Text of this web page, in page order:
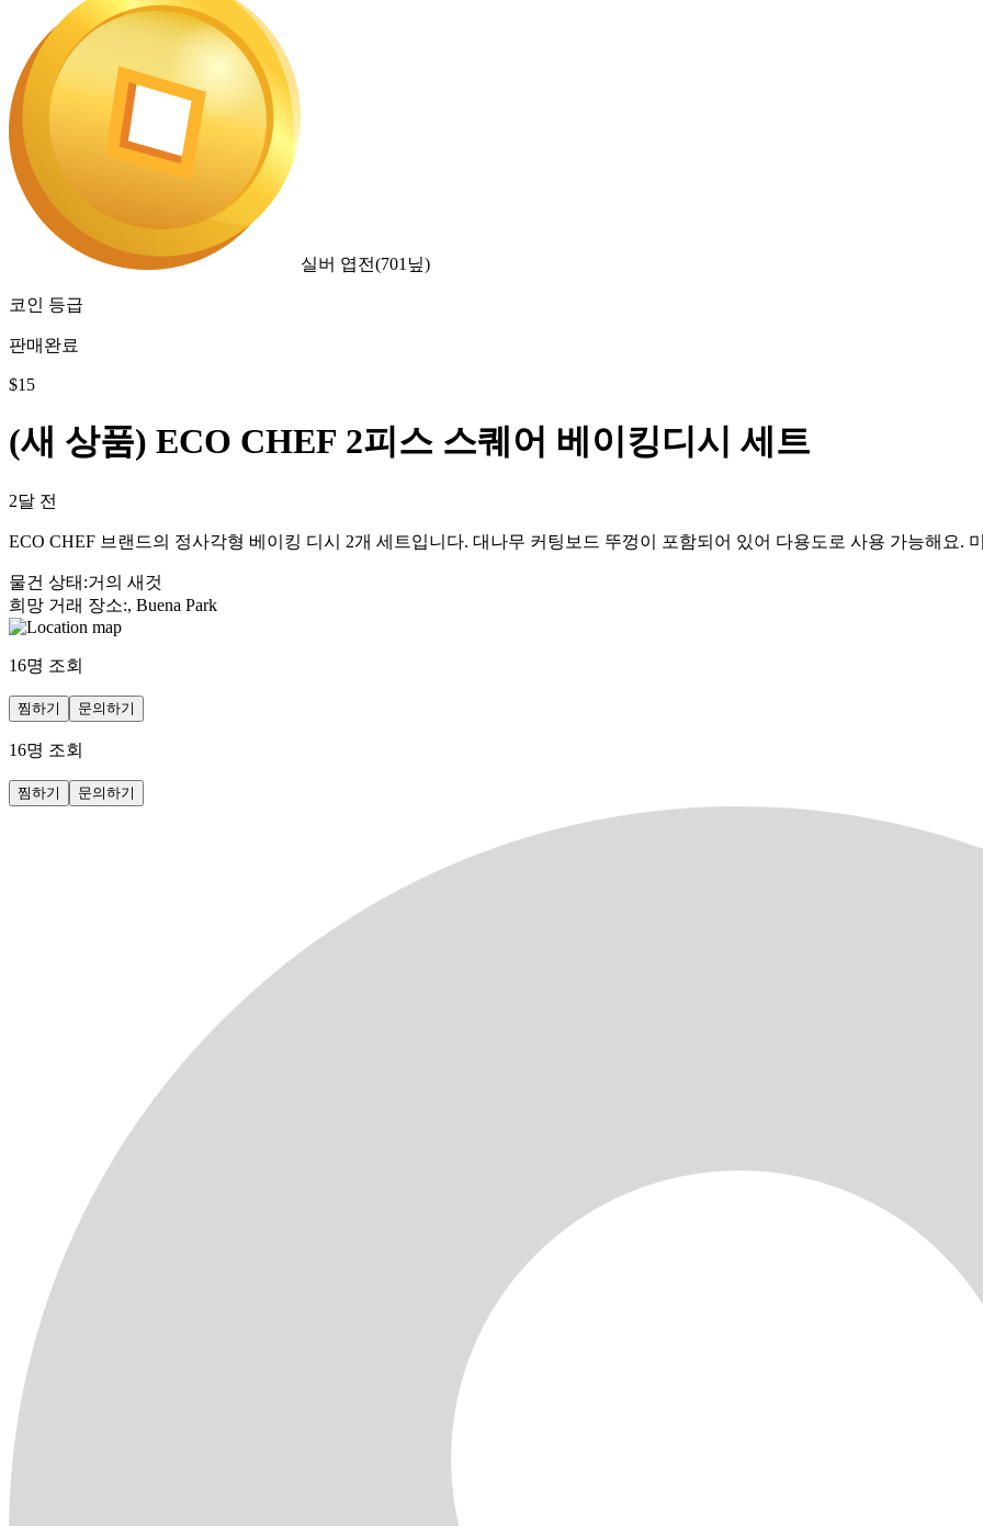
실버 엽전(701 닢)
코인 등급
판매완료
$15
(새 상품) ECO CHEF 2피스 스퀘어 베이킹디시 세트
2달 전
ECO CHEF 브랜드의 정사각형 베이킹 디시 2개 세트입니다. 대나무 커팅보드 뚜껑이 포함되어 있어 다용도로 사용 가능해요.
물건 상태 :거의 새것
희망 거래 장소:, Buena Park
16명 조회
찜하기 문의하기
16명 조회
찜하기 문의하기